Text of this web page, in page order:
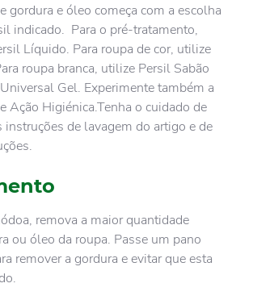
gordura e óleo começa com a escolha
indicado. Para o pré-tratamento,
Líquido. Para roupa de cor, utilize
roupa branca, utilize Persil Sabão
Gel. Experimente também a
Ação Higiénica.Tenha o cuidado de
instruções de lavagem do artigo e de
remova a maior quantidade
ou óleo da roupa. Passe um pano
remover a gordura e evitar que esta